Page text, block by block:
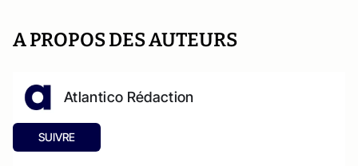
A PROPOS DES AUTEURS
Atlantico Rédaction
SUIVRE